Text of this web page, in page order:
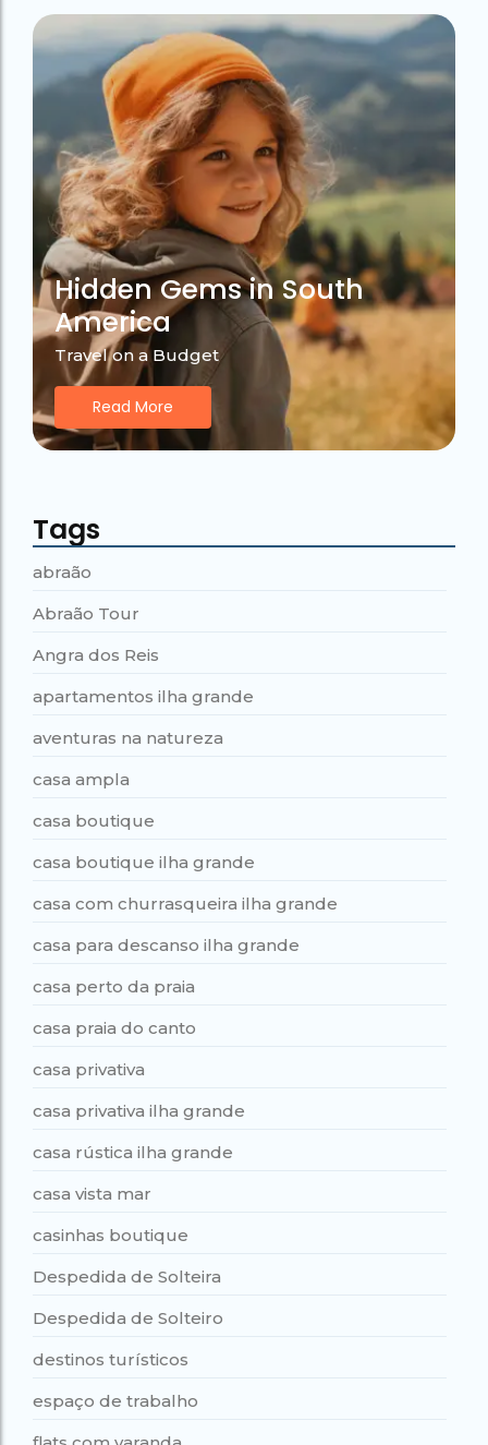
Hidden Gems in South
America
Travel on a Budget
Read More
Tags
abraão
Abraão Tour
Angra dos Reis
apartamentos ilha grande
aventuras na natureza
casa ampla
casa boutique
casa boutique ilha grande
casa com churrasqueira ilha grande
casa para descanso ilha grande
casa perto da praia
casa praia do canto
casa privativa
casa privativa ilha grande
casa rústica ilha grande
casa vista mar
casinhas boutique
Despedida de Solteira
Despedida de Solteiro
destinos turísticos
espaço de trabalho